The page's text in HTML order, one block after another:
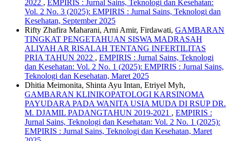
2022 , EMPIRIS : Jurnal Sains, Teknologi dan Kesehatan:
Vol. 2 No. 3 (2025): EMPIRIS : Jurnal Sains, Teknologi dan
Kesehatan, September 2025
Rifty Zhafira Maharani, Arni Amir, Firdawati, GAMBARAN
TINGKAT PENGETAHUAN SISWA MADRASAH
ALIYAH AR RISALAH TENTANG INFERTILITAS
PRIA TAHUN 2022 , EMPIRIS : Jurnal Sains, Teknologi
dan Kesehatan: Vol. 2 No. 1 (2025): EMPIRIS : Jurnal Sains,
Teknologi dan Kesehatan, Maret 2025
Dhitia Meimonita, Shinta Ayu Intan, Etriyel Myh,
GAMBARAN KLINIKOPATOLOGI KARSINOMA
PAYUDARA PADA WANITA USIA MUDA DI RSUP DR.
M. DJAMIL PADANGTAHUN 2019-2021 , EMPIRIS :
Jurnal Sains, Teknologi dan Kesehatan: Vol. 2 No. 1 (2025):
EMPIRIS : Jurnal Sains, Teknologi dan Kesehatan, Maret